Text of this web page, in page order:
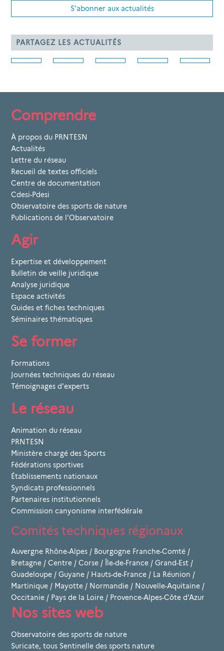
S'abonner aux actualités
PARTAGEZ LES ACTUALITÉS
Comprendre
À propos du PRNTESN
Actualités
Lettre du réseau
Recueil de textes officiels
Centre de documentation
Cdesi-Pdesi
Observatoire des sports de nature
Publications de l'Observatoire
Agir
Expertise et développement
Bulletin de veille juridique
Analyse juridique
Espace activités
Guides et fiches techniques
Séminaires thématiques
Se former
Formations
Journées techniques du réseau
Témoignages d'experts
Le réseau
Animation du réseau
PRNTESN
Ministère chargé des Sports
Fédérations sportives
Établissements nationaux
Syndicats professionnels
Partenaires institutionnels
Commission canyonisme interfédérale
Comités techniques régionaux
Auvergne Rhône-Alpes / Bourgogne Franche-Comté /
Bretagne / Centre / Corse / Île-de-France / Grand-Est /
Guadeloupe / Guyane / Hauts-de-France / La Réunion /
Martinique / Mayotte / Normandie / Nouvelle-Aquitaine /
Occitanie / Pays de la Loire / Provence-Alpes-Côte d'Azur
Nos sites web
Observatoire des sports de nature
Suricate, tous Sentinelle des sports nature